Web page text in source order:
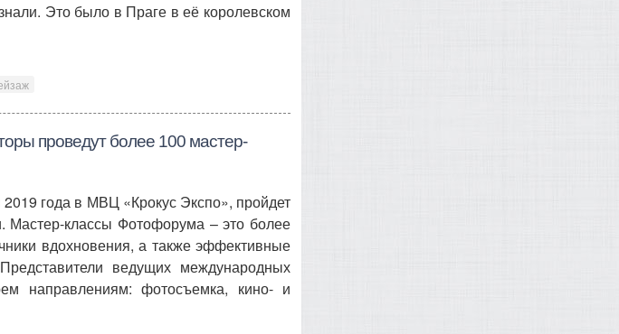
Это было в Праге в её королевском
проведут более 100 мастер-
года в МВЦ «Крокус Экспо», пройдет
Мастер-классы Фотофорума – это более
вдохновения, а также эффективные
ведущих международных
направлениям: фотосъемка, кино- и